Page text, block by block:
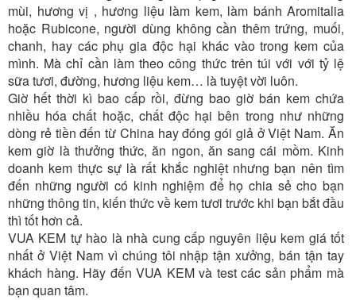
mùi, hương vị , hương liệu làm kem, làm bánh Aromitalia
hoặc Rubicone, người dùng không cần thêm trứng, muối,
chanh, hay các phụ gia độc hại khác vào trong kem của
mình. Mà chỉ cần làm theo công thức trên túi với với tỷ lệ
sữa tươi, đường, hương liệu kem… là tuyệt vời luôn.
Giờ hết thời kì bao cấp rồi, đừng bao giờ bán kem chứa
nhiều hóa chất hoặc, chất độc hại bên trong như những
dòng rẻ tiền đến từ China hay đóng gói giả ở Việt Nam. Ăn
kem giờ là thưởng thức, ăn ngon, ăn sang cái mồm. Kinh
doanh kem thực sự là rất khắc nghiệt nhưng bạn nên tìm
đến những người có kinh nghiệm để họ chia sẻ cho bạn
những thông tin, kiến thức về kem tươi trước khi bạn bắt đầu
thì tốt hơn cả.
VUA KEM tự hào là nhà cung cấp nguyên liệu kem giá tốt
nhất ở Việt Nam vì chúng tôi nhập tận xưởng, bán tận tay
khách hàng. Hãy đến VUA KEM và test các sản phẩm mà
bạn quan tâm.